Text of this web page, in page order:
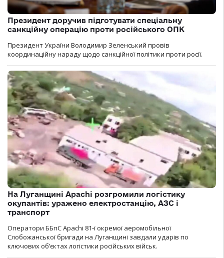
Президент доручив підготувати спеціальну
санкційну операцію проти російського ОПК
Президент України Володимир Зеленський провів
координаційну нараду щодо санкційної політики проти росії.
На Луганщині Apachi розгромили логістику
окупантів: уражено електростанцію, АЗС і
транспорт
Оператори ББпС Apachi 81-ї окремої аеромобільної
Слобожанської бригади на Луганщині завдали ударів по
ключових об’єктах логістики російських військ.